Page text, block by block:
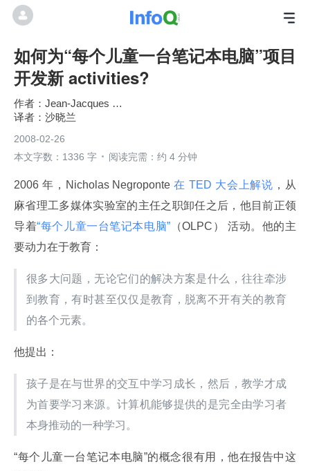
如何为“每个儿童一台笔记本电脑”项目
开发新 activities?
Jean-Jacques Dubray
沙晓兰
2008-02-26
本文字数：1336 字
阅读完需：约 4 分钟
2006 年，Nicholas Negroponte 在 TED 大会上解说 ，从
麻省理工多媒体实验室的主任之职卸任之后，他目前正领
导着“每个儿童一台笔记本电脑” （OLPC） 活动。他的主
要动力在于教育：
很多大问题，无论它们的解决方案是什么，往往牵涉
到教育，有时甚至仅仅是教育，脱离不开有关的教育
的各个元素。
他提出：
孩子是在与世界的交互中学习成长，然后，教学才成
为首要学习来源。计算机能够提供的是完全由学习者
本身推动的一种学习。
“每个儿童一台笔记本电脑”的概念很有用，他在报告中这